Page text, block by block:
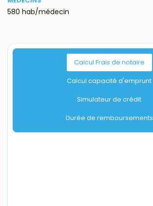
580 hab/médecin
Calcul Frais de notaire
Calcul capacité d'emprunt
Simulateur de crédit
Durée de remboursements